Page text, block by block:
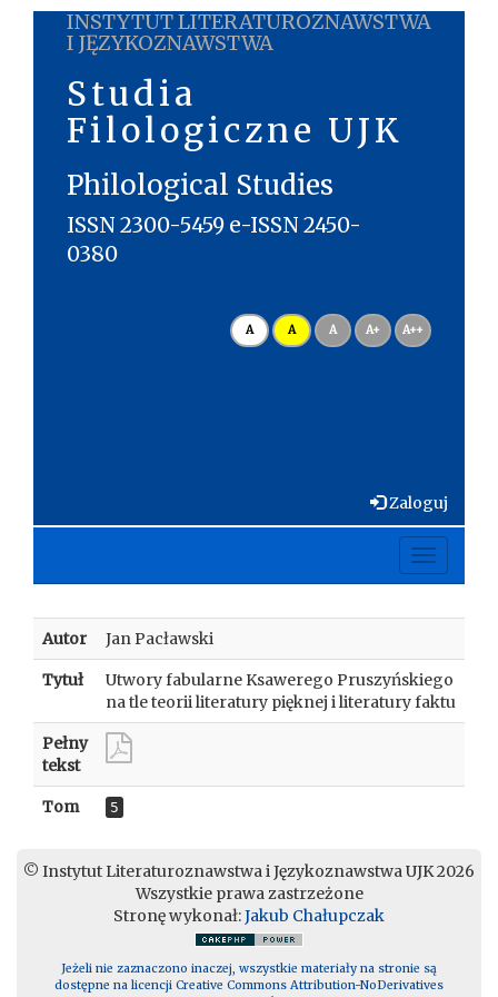
INSTYTUT LITERATUROZNAWSTWA
I JĘZYKOZNAWSTWA
Studia
Filologiczne UJK
Philological Studies
ISSN 2300-5459 e-ISSN 2450-
0380
A A A A+ A++
Zaloguj
Toggle
Autor Jan Pacławski
Tytuł
Utwory fabularne Ksawerego Pruszyńskiego
na tle teorii literatury pięknej i literatury faktu
Pełny
tekst
Tom 5
© Instytut Literaturoznawstwa i Językoznawstwa UJK 2026
Wszystkie prawa zastrzeżone
Stronę wykonał:Jakub Chałupczak
Jeżeli nie zaznaczono inaczej, wszystkie materiały na stronie są
dostępne na licencji Creative Commons Attribution-NoDerivatives